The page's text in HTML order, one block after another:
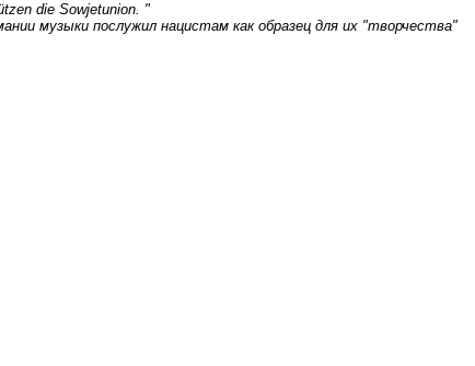
die Sowjetunion. "
музыки послужил нацистам как образец для их "творчества"